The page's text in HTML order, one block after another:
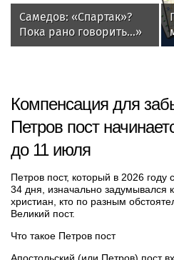
Самедов: «Спартак»?
Пока рано говорить...»
Компенсация для
Петров пост
до 11 июля
Петров пост, который в 2026 году
34 дня, изначально задумывался
христиан, кто по разным
Великий пост.
Что такое Петров пост